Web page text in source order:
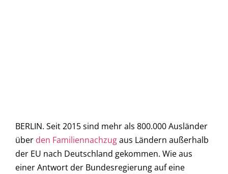
BERLIN. Seit 2015 sind mehr als 800.000 Ausländer
über den Familiennachzugaus Ländern außerhalb
der EU nach Deutschland gekommen. Wie aus
einer Antwort der Bundesregierung auf eine